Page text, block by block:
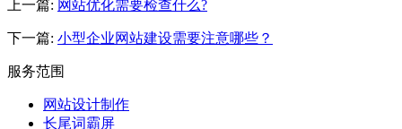
上一篇: 网站优化需要检查什么?
下一篇: 小型企业网站建设需要注意哪些？
服务范围
网站设计制作
长尾词霸屏